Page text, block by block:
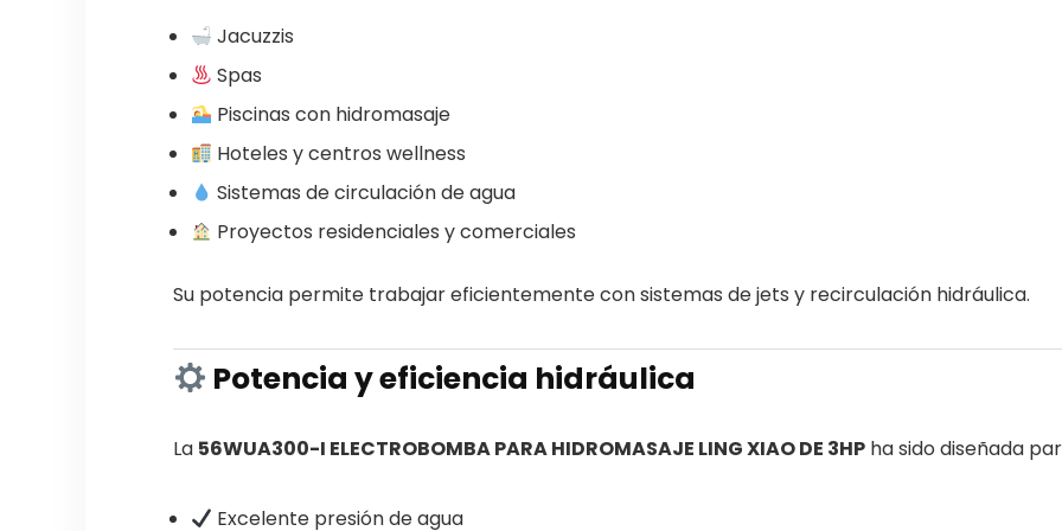
Jacuzzis
Spas
Piscinas con hidromasaje
Hoteles y centros wellness
Sistemas de circulación de agua
Proyectos residenciales y comerciales
Su potencia permite trabajar eficientemente con sistemas de jets y recirculación hidráulica.
Potencia y eficiencia hidráulica
La 56WUA300-I ELECTROBOMBA PARA HIDROMASAJE LING XIAO DE 3HPha sido diseñada
Excelente presión de agua